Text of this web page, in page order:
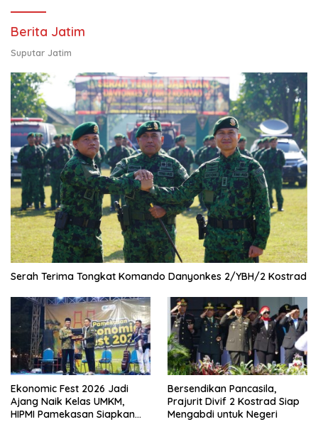
Berita Jatim
Suputar Jatim
Serah Terima Tongkat Komando Danyonkes 2/YBH/2 Kostrad
Ekonomic Fest 2026 Jadi
Ajang Naik Kelas UMKM,
HIPMI Pamekasan Siapkan
Bersendikan Pancasila,
Prajurit Divif 2 Kostrad Siap
Mengabdi untuk Negeri